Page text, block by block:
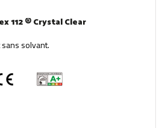
112 ® Crystal Clear
solvant.